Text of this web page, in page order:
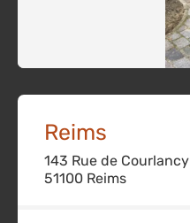
Reims
143 Rue de Courlancy
51100 Reims